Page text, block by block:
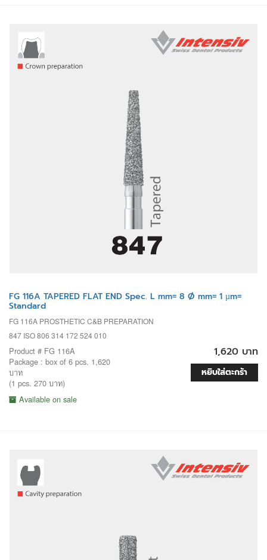
FG 116A TAPERED FLAT END Spec. L mm= 8 Ø mm= 1 µm=
Standard
FG 116A PROSTHETIC C&B PREPARATION
847 ISO 806 314 172 524 010
Product # FG 116A
Package : box of 6 pcs. 1,620
บาท
(1 pcs. 270 บาท)
Available on sale
1,620 บาท
หยิบใส่ตะกร้า